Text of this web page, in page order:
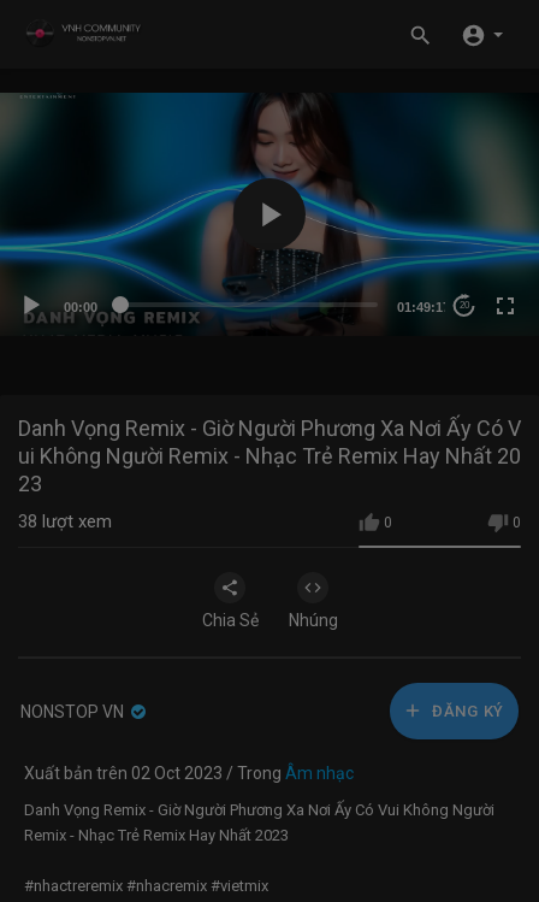
00:00 01:49:17 20
Danh Vọng Remix - Giờ Người Phương Xa Nơi Ấy Có V
ui Không Người Remix - Nhạc Trẻ Remix Hay Nhất 20
23
0 0
38 lượt xem
Chia Sẻ Nhúng
NONSTOP VN ĐĂNG KÝ
Xuất bản trên 02 Oct 2023 / Trong Âm nhạc
Danh Vọng Remix - Giờ Người Phương Xa Nơi Ấy Có Vui Không Người
Remix - Nhạc Trẻ Remix Hay Nhất 2023
#nhactreremix #nhacremix #vietmix